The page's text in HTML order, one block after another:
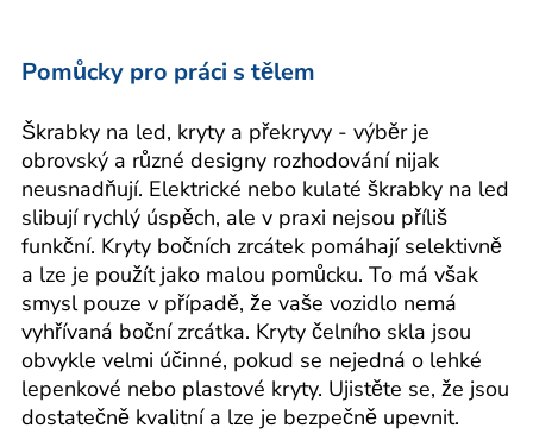
Pomůcky pro práci s tělem
Škrabky na led, kryty a překryvy - výběr je
obrovský a různé designy rozhodování nijak
neusnadňují. Elektrické nebo kulaté škrabky na led
slibují rychlý úspěch, ale v praxi nejsou příliš
funkční. Kryty bočních zrcátek pomáhají selektivně
a lze je použít jako malou pomůcku. To má však
smysl pouze v případě, že vaše vozidlo nemá
vyhřívaná boční zrcátka. Kryty čelního skla jsou
obvykle velmi účinné, pokud se nejedná o lehké
lepenkové nebo plastové kryty. Ujistěte se, že jsou
dostatečně kvalitní a lze je bezpečně upevnit.